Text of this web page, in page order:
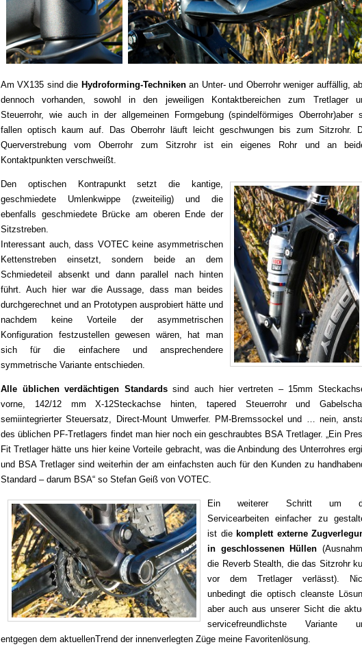
Am VX135 sind die Hydroforming-Technikenan Unter- und Oberrohr weniger auffällig,
dennoch vorhanden, sowohl in den jeweiligen Kontaktbereichen zum Tretlager
Steuerrohr, wie auch in der allgemeinen Formgebung (spindelförmiges Oberrohr)aber
fallen optisch kaum auf. Das Oberrohr läuft leicht geschwungen bis zum Sitzrohr.
Querverstrebung vom Oberrohr zum Sitzrohr ist ein eigenes Rohr und an
Kontaktpunkten verschweißt.
Den optischen Kontrapunkt setzt die kantige,
geschmiedete Umlenkwippe (zweiteilig) und die
ebenfalls geschmiedete Brücke am oberen Ende der
Sitzstreben.
Interessant auch, dass VOTEC keine asymmetrischen
Kettenstreben einsetzt, sondern beide an dem
Schmiedeteil absenkt und dann parallel nach hinten
führt. Auch hier war die Aussage, dass man beides
durchgerechnet und an Prototypen ausprobiert hätte und
nachdem keine Vorteile der asymmetrischen
Konfiguration festzustellen gewesen wären, hat man
sich für die einfachere und ansprechendere
symmetrische Variante entschieden.
Alle üblichen verdächtigen Standardssind auch hier vertreten – 15mm
vorne, 142/12 mm X-12Steckachse hinten, tapered Steuerrohr und
semiintegrierter Steuersatz, Direct-Mount Umwerfer. PM-Bremssockel und … nein,
des üblichen PF-Tretlagers findet man hier noch ein geschraubtes BSA Tretlager. „Ein
Fit Tretlager hätte uns hier keine Vorteile gebracht, was die Anbindung des Unterrohres
und BSA Tretlager sind weiterhin der am einfachsten auch für den Kunden zu
Standard – darum BSA“ so Stefan Geiß von VOTEC.
Ein weiterer Schritt um
Servicearbeiten einfacher zu
ist die komplett externe
in geschlossenen Hüllen
die Reverb Stealth, die das Sitzrohr
vor dem Tretlager verlässt).
unbedingt die optisch cleanste
aber auch aus unserer Sicht die
servicefreundlichste Variante
entgegen dem aktuellenTrend der innenverlegten Züge meine Favoritenlösung.